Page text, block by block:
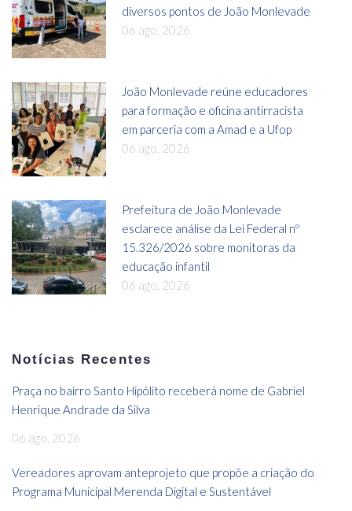
diversos pontos de João Monlevade
06 ago, 2026
João Monlevade reúne educadores
para formação e oficina antirracista
em parceria com a Amad e a Ufop
06 ago, 2026
Prefeitura de João Monlevade
esclarece análise da Lei Federal nº
15.326/2026 sobre monitoras da
educação infantil
06 ago, 2026
Notícias Recentes
Praça no bairro Santo Hipólito receberá nome de Gabriel
Henrique Andrade da Silva
06 ago, 2026
Vereadores aprovam anteprojeto que propõe a criação do
Programa Municipal Merenda Digital e Sustentável